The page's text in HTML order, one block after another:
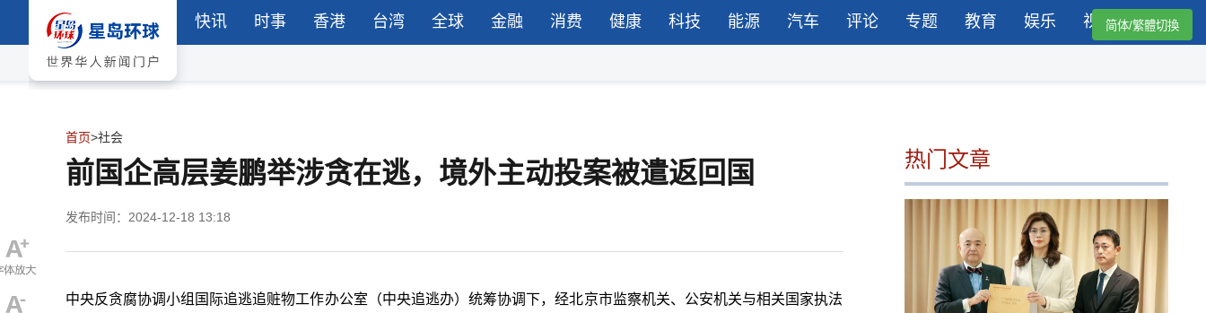
快讯 时事 香港 台湾 全球 金融 消费 健康 科技 能源 汽车 评论 专题 教育 娱乐 视频简体/繁體切換
首页>社会
前国企高层姜鹏举涉贪在逃，境外主动投案被遣返回国
发布时间：2024-12-18 13:18
中央反贪腐协调小组国际追逃追赃物工作办公室（中央追逃办）统筹协调下，经北京市监察机关、公安机关与相关国家执法
热门文章